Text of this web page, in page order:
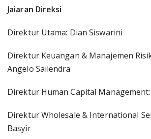
Jaiaran Direksi
Direktur Utama: Dian Siswarini
Direktur Keuangan & Manajemen
Angelo Sailendra
Direktur Human Capital Management:
Direktur Wholesale & International
Basyir